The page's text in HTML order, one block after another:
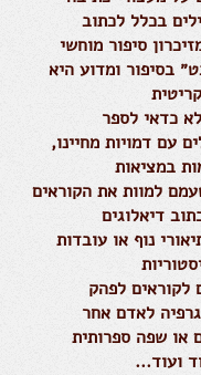
בכלל לכתוב
סיפור מוחשי
בסיפור ומדוע היא
קריטית
לא כדאי לספר
עם דמויות מחיינו,
במציאות
עמם למוות את הקוראים
דיאלוגים
נוף או עובדות
לקוראים לפהק
לאדם אחר
או שפה ספרותית
ועוד...